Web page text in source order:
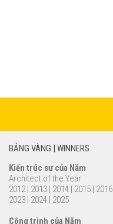
BẢNG VÀNG | WINNERS
Kiến trúc sư của Năm
Architect of the Year
2012| 2013 | 2014 | 2015 | 2016
2023 | 2024 | 2025
Công trình của Năm